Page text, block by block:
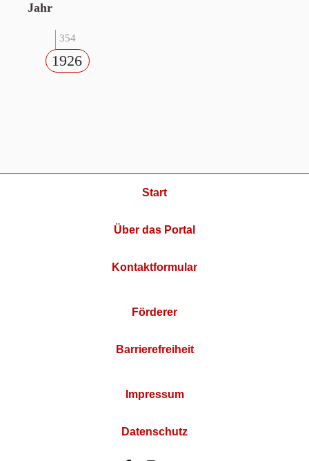
Jahr
354
1926
Start
Über das Portal
Kontaktformular
Förderer
Barrierefreiheit
Impressum
Datenschutz